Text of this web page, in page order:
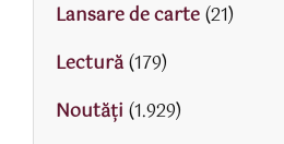
Lansare de carte(21)
Lectură(179)
Noutăți (1.929)